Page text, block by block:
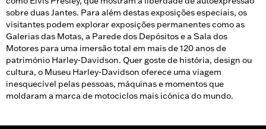
sobre duas Jantes. Para além destas exposições especiais, os
visitantes podem explorar exposições permanentes como as
Galerias das Motas, a Parede dos Depósitos e a Sala dos
Motores para uma imersão total em mais de 120 anos de
património Harley-Davidson. Quer goste de história, design ou
cultura, o Museu Harley-Davidson oferece uma viagem
inesquecível pelas pessoas, máquinas e momentos que
moldaram a marca de motociclos mais icónica do mundo.